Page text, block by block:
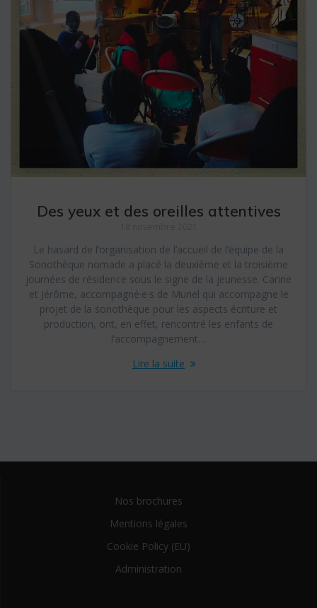
Des yeux et des oreilles attentives
Le hasard de l’organisation de l’accueil de l’équipe de la
Sonothèque nomade a placé la deuxième et la troisième
journées de résidence sous le signe de la jeunesse. Carine
et Jérôme, accompagné·e·s de Muriel qui accompagne le
projet de la sonothèque pour les aspects écriture et
production, ont, en effet, rencontré les enfants de
l’accompagnement…
Lire la suite
Nos brochures
Mentions légales
Cookie Policy (EU)
Administration